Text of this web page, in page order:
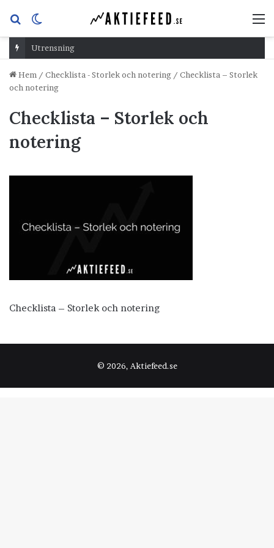
Sök
efterskin
Utrensning
Hem / Checklista - Storlek och notering / Checklista – Storlek
och notering
Checklista – Storlek och
notering
Checklista – Storlek och notering
© 2026, Aktiefeed.se